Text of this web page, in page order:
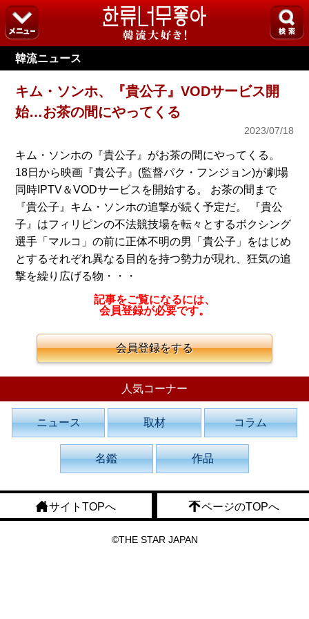
韓流ニュース
キム・ソンホ、『貴公子』VODサービス開
始…お茶の間にやってくる
2023/07/18
キム・ソンホの『貴公子』がお茶の間にやってくる。
18日から映画『貴公子』(監督パク・フンジョン)が劇場
同時IPTV＆VODサービスを開始する。 お茶の間まで
『貴公子』キム・ソンホの追撃が続く予定だ。 『貴公
子』はフィリピンの不法競技場を転々とするボクシング
選手「マルコ」の前に正体不明の男「貴公子」をはじめ
とするそれぞれ異なる目的を持つ勢力が現れ、狂気の追
撃を繰り広げる物・・・
記事をご覧になるには、
会員登録が必要です。
会員登録をする
人気コーナー
ニュース 取材 コラム
名鑑 作品
サイトTOPへ ページのTOPへ
©THE STAR JAPAN